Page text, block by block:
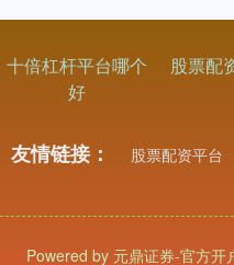
十倍杠杆平台哪个
好
股票配
友情链接： 股票配资平台
Powered by 元鼎证券-官方开